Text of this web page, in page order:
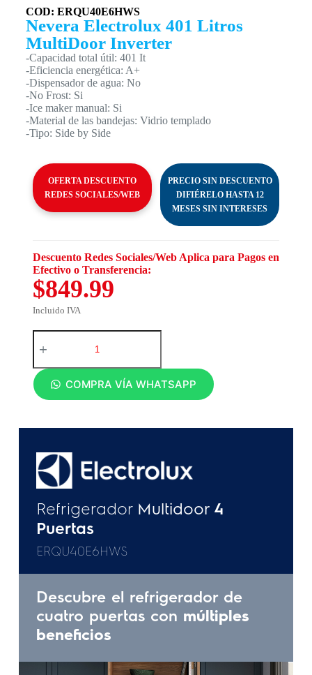
COD: ERQU40E6HWS
Nevera Electrolux 401 Litros
MultiDoor Inverter
-Capacidad total útil: 401 It
-Eficiencia energética: A+
-Dispensador de agua: No
-No Frost: Si
-Ice maker manual: Si
-Material de las bandejas: Vidrio templado
-Tipo: Side by Side
OFERTA DESCUENTO
REDES SOCIALES/WEB
PRECIO SIN DESCUENTO
DIFIÉRELO HASTA 12
MESES SIN INTERESES
Descuento Redes Sociales/Web Aplica para Pagos en
Efectivo o Transferencia:
$849.99
Incluido IVA
COMPRA VÍA WHATSAPP